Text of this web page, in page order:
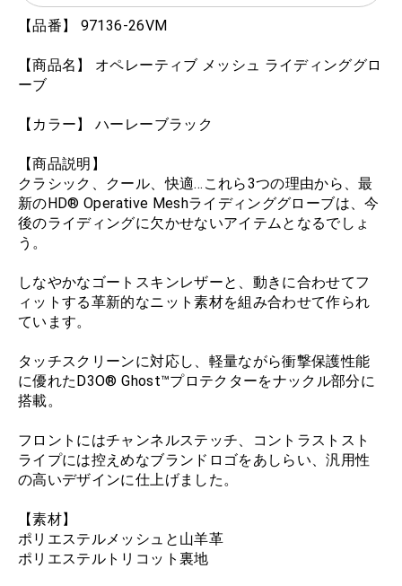
【品番】 97136-26VM
【商品名】 オペレーティブ メッシュ ライディンググロ
ーブ
【カラー】 ハーレーブラック
【商品説明】
クラシック、クール、快適…これら3つの理由から、最
新のHD® Operative Meshライディンググローブは、今
後のライディングに欠かせないアイテムとなるでしょ
う。
しなやかなゴートスキンレザーと、動きに合わせてフ
ィットする革新的なニット素材を組み合わせて作られ
ています。
タッチスクリーンに対応し、軽量ながら衝撃保護性能
に優れたD3O® Ghost™プロテクターをナックル部分に
搭載。
フロントにはチャンネルステッチ、コントラストスト
ライプには控えめなブランドロゴをあしらい、汎用性
の高いデザインに仕​​上げました。
【素材】
ポリエステルメッシュと山羊革
ポリエステルトリコット裏地